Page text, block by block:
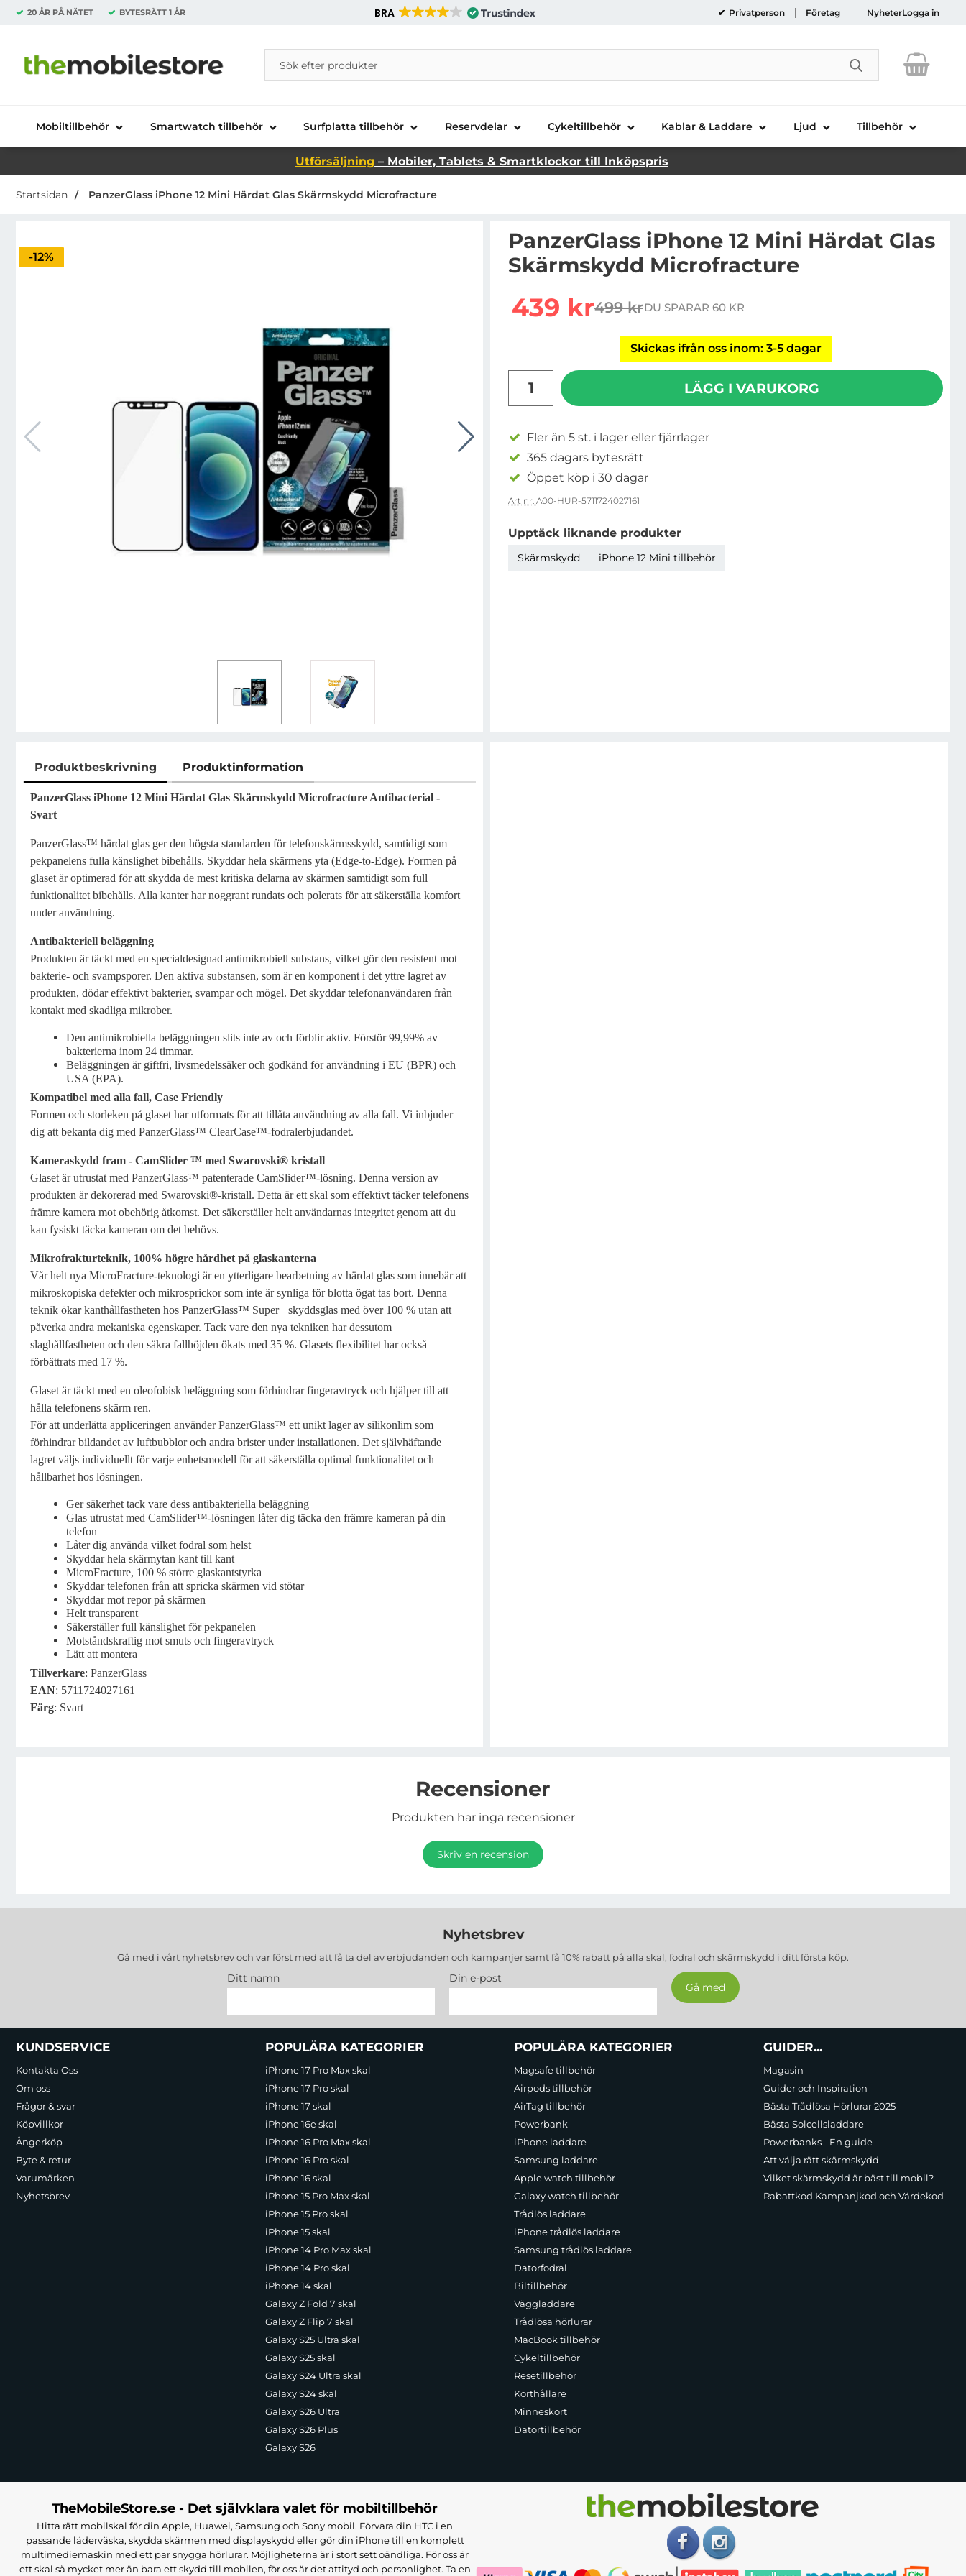
20 ÅR PÅ NÄTET BYTESRÄTT 1 ÅR BRA Privatperson Företag NyheterLogga in
Startsidan för Danira Telecom AB
Sök
Sök på Danira Telecom AB
Genomför
Mobiltillbehör Smartwatch tillbehör Surfplatta tillbehör Reservdelar Cykeltillbehör Kablar & Laddare Ljud Tillbehör
Utförsäljning – Mobiler, Tablets & Smartklockor till Inköpspris
Startsidan PanzerGlass iPhone 12 Mini Härdat Glas Skärmskydd Microfracture
Priset är nedsatt med
-12%
PanzerGlass iPhone 12 Mini Härdat Glas
Skärmskydd Microfracture
rea pris
439 krtidigare pris
499 krDU SPARAR 60 KR
Skickas ifrån oss inom: 3-5 dagar
LÄGG I VARUKORG
Fler än 5 st. i lager eller fjärrlager
365 dagars bytesrätt
Öppet köp i 30 dagar
Art nr: A00-HUR-5711724027161
Upptäck liknande produkter
Skärmskydd iPhone 12 Mini tillbehör
Produktbeskrivning Produktinformation
Produktbeskrivning
PanzerGlass iPhone 12 Mini Härdat Glas Skärmskydd Microfracture Antibacterial -
Svart
PanzerGlass™ härdat glas ger den högsta standarden för telefonskärmsskydd, samtidigt som
pekpanelens fulla känslighet bibehålls. Skyddar hela skärmens yta (Edge-to-Edge). Formen på
glaset är optimerad för att skydda de mest kritiska delarna av skärmen samtidigt som full
funktionalitet bibehålls. Alla kanter har noggrant rundats och polerats för att säkerställa komfort
under användning.
Antibakteriell beläggning
Produkten är täckt med en specialdesignad antimikrobiell substans, vilket gör den resistent mot
bakterie- och svampsporer. Den aktiva substansen, som är en komponent i det yttre lagret av
produkten, dödar effektivt bakterier, svampar och mögel. Det skyddar telefonanvändaren från
kontakt med skadliga mikrober.
Den antimikrobiella beläggningen slits inte av och förblir aktiv. Förstör 99,99% av
bakterierna inom 24 timmar.
Beläggningen är giftfri, livsmedelssäker och godkänd för användning i EU (BPR) och
USA (EPA).
Kompatibel med alla fall, Case Friendly
Formen och storleken på glaset har utformats för att tillåta användning av alla fall. Vi inbjuder
dig att bekanta dig med PanzerGlass™ ClearCase™-fodralerbjudandet.
Kameraskydd fram - CamSlider ™ med Swarovski® kristall
Glaset är utrustat med PanzerGlass™ patenterade CamSlider™-lösning. Denna version av
produkten är dekorerad med Swarovski®-kristall. Detta är ett skal som effektivt täcker telefonens
främre kamera mot obehörig åtkomst. Det säkerställer helt användarnas integritet genom att du
kan fysiskt täcka kameran om det behövs.
Mikrofrakturteknik, 100% högre hårdhet på glaskanterna
Vår helt nya MicroFracture-teknologi är en ytterligare bearbetning av härdat glas som innebär att
mikroskopiska defekter och mikrosprickor som inte är synliga för blotta ögat tas bort. Denna
teknik ökar kanthållfastheten hos PanzerGlass™ Super+ skyddsglas med över 100 % utan att
påverka andra mekaniska egenskaper. Tack vare den nya tekniken har dessutom
slaghållfastheten och den säkra fallhöjden ökats med 35 %. Glasets flexibilitet har också
förbättrats med 17 %.
Glaset är täckt med en oleofobisk beläggning som förhindrar fingeravtryck och hjälper till att
hålla telefonens skärm ren.
För att underlätta appliceringen använder PanzerGlass™ ett unikt lager av silikonlim som
förhindrar bildandet av luftbubblor och andra brister under installationen. Det självhäftande
lagret väljs individuellt för varje enhetsmodell för att säkerställa optimal funktionalitet och
hållbarhet hos lösningen.
Ger säkerhet tack vare dess antibakteriella beläggning
Glas utrustat med CamSlider™-lösningen låter dig täcka den främre kameran på din
telefon
Låter dig använda vilket fodral som helst
Skyddar hela skärmytan kant till kant
MicroFracture, 100 % större glaskantstyrka
Skyddar telefonen från att spricka skärmen vid stötar
Skyddar mot repor på skärmen
Helt transparent
Säkerställer full känslighet för pekpanelen
Motståndskraftig mot smuts och fingeravtryck
Lätt att montera
Tillverkare: PanzerGlass
EAN: 5711724027161
Färg: Svart
Recensioner
Produkten har inga recensioner
Skriv en recension
Nyhetsbrev
Gå med i vårt nyhetsbrev och var först med att få ta del av erbjudanden och kampanjer samt få 10% rabatt på alla skal, fodral och skärmskydd i ditt första köp.
Ditt namn Din e-post
Sidfot Blandad info och länkar
KUNDSERVICE
Kontakta Oss
Om oss
Frågor & svar
Köpvillkor
Ångerköp
Byte & retur
Varumärken
Nyhetsbrev
POPULÄRA KATEGORIER
iPhone 17 Pro Max skal
iPhone 17 Pro skal
iPhone 17 skal
iPhone 16e skal
iPhone 16 Pro Max skal
iPhone 16 Pro skal
iPhone 16 skal
iPhone 15 Pro Max skal
iPhone 15 Pro skal
iPhone 15 skal
iPhone 14 Pro Max skal
iPhone 14 Pro skal
iPhone 14 skal
Galaxy Z Fold 7 skal
Galaxy Z Flip 7 skal
Galaxy S25 Ultra skal
Galaxy S25 skal
Galaxy S24 Ultra skal
Galaxy S24 skal
Galaxy S26 Ultra
Galaxy S26 Plus
Galaxy S26
POPULÄRA KATEGORIER
Magsafe tillbehör
Airpods tillbehör
AirTag tillbehör
Powerbank
iPhone laddare
Samsung laddare
Apple watch tillbehör
Galaxy watch tillbehör
Trådlös laddare
iPhone trådlös laddare
Samsung trådlös laddare
Datorfodral
Biltillbehör
Väggladdare
Trådlösa hörlurar
MacBook tillbehör
Cykeltillbehör
Resetillbehör
Korthållare
Minneskort
Datortillbehör
GUIDER...
Magasin
Guider och Inspiration
Bästa Trådlösa Hörlurar 2025
Bästa Solcellsladdare
Powerbanks - En guide
Att välja rätt skärmskydd
Vilket skärmskydd är bäst till mobil?
Rabattkod Kampanjkod och Värdekod
TheMobileStore.se - Det självklara valet för mobiltillbehör
Hitta rätt mobilskal för din Apple, Huawei, Samsung och Sony mobil. Förvara din HTC i en
passande läderväska, skydda skärmen med displayskydd eller gör din iPhone till en komplett
multimediemaskin med ett par snygga hörlurar. Möjligheterna är i stort sett oändliga. För oss är
ett skal så mycket mer än bara ett skydd till mobilen, för oss är det attityd och personlighet. Ta en